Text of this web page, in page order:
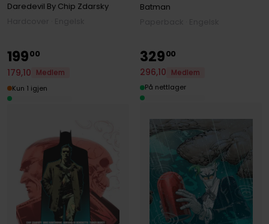
Daredevil By Chip Zdarsky
Batman
19900
179,10
Medlem
Kun 1 igjen
32900
296,10
Medlem
På nettlager